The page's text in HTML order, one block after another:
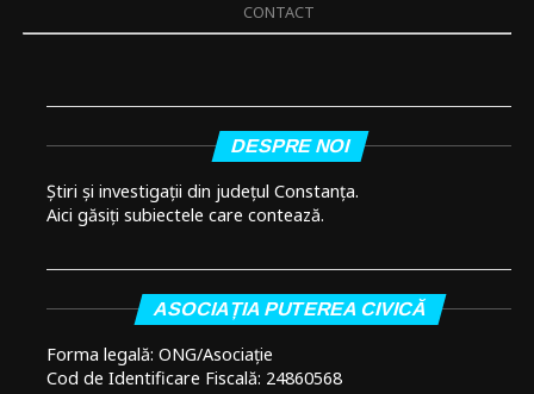
CONTACT
DESPRE NOI
Știri și investigații din județul Constanța.
Aici găsiți subiectele care contează.
ASOCIAȚIA PUTEREA CIVICĂ
Forma legală: ONG/Asociație
Cod de Identificare Fiscală: 24860568